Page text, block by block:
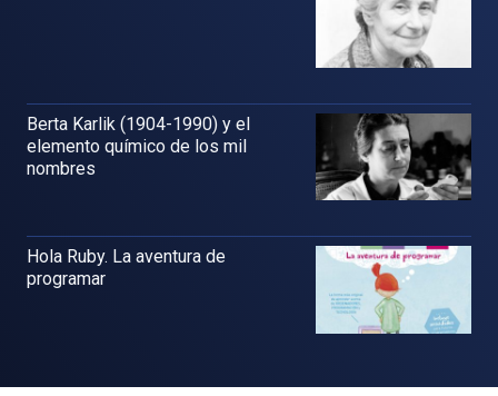
Berta Karlik (1904-1990) y el
elemento químico de los mil
nombres
Hola Ruby. La aventura de
programar